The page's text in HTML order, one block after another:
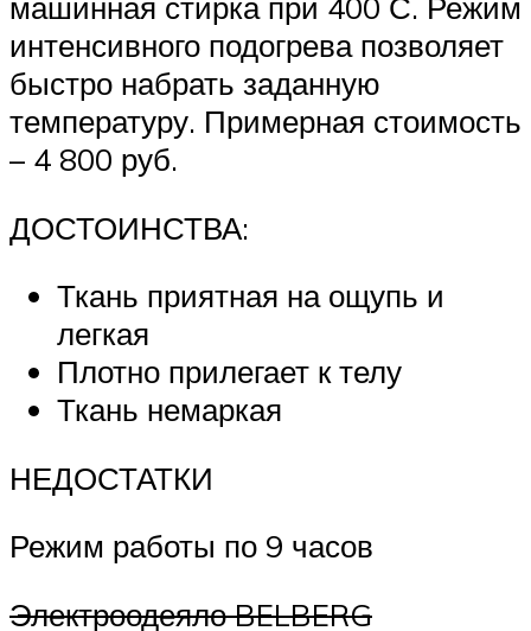
интенсивного подогрева позволяет
быстро набрать заданную
температуру. Примерная стоимость
– 4 800 руб.
ДОСТОИНСТВА:
Ткань приятная на ощупь и
легкая
Плотно прилегает к телу
Ткань немаркая
НЕДОСТАТКИ
Режим работы по 9 часов
Электроодеяло BELBERG